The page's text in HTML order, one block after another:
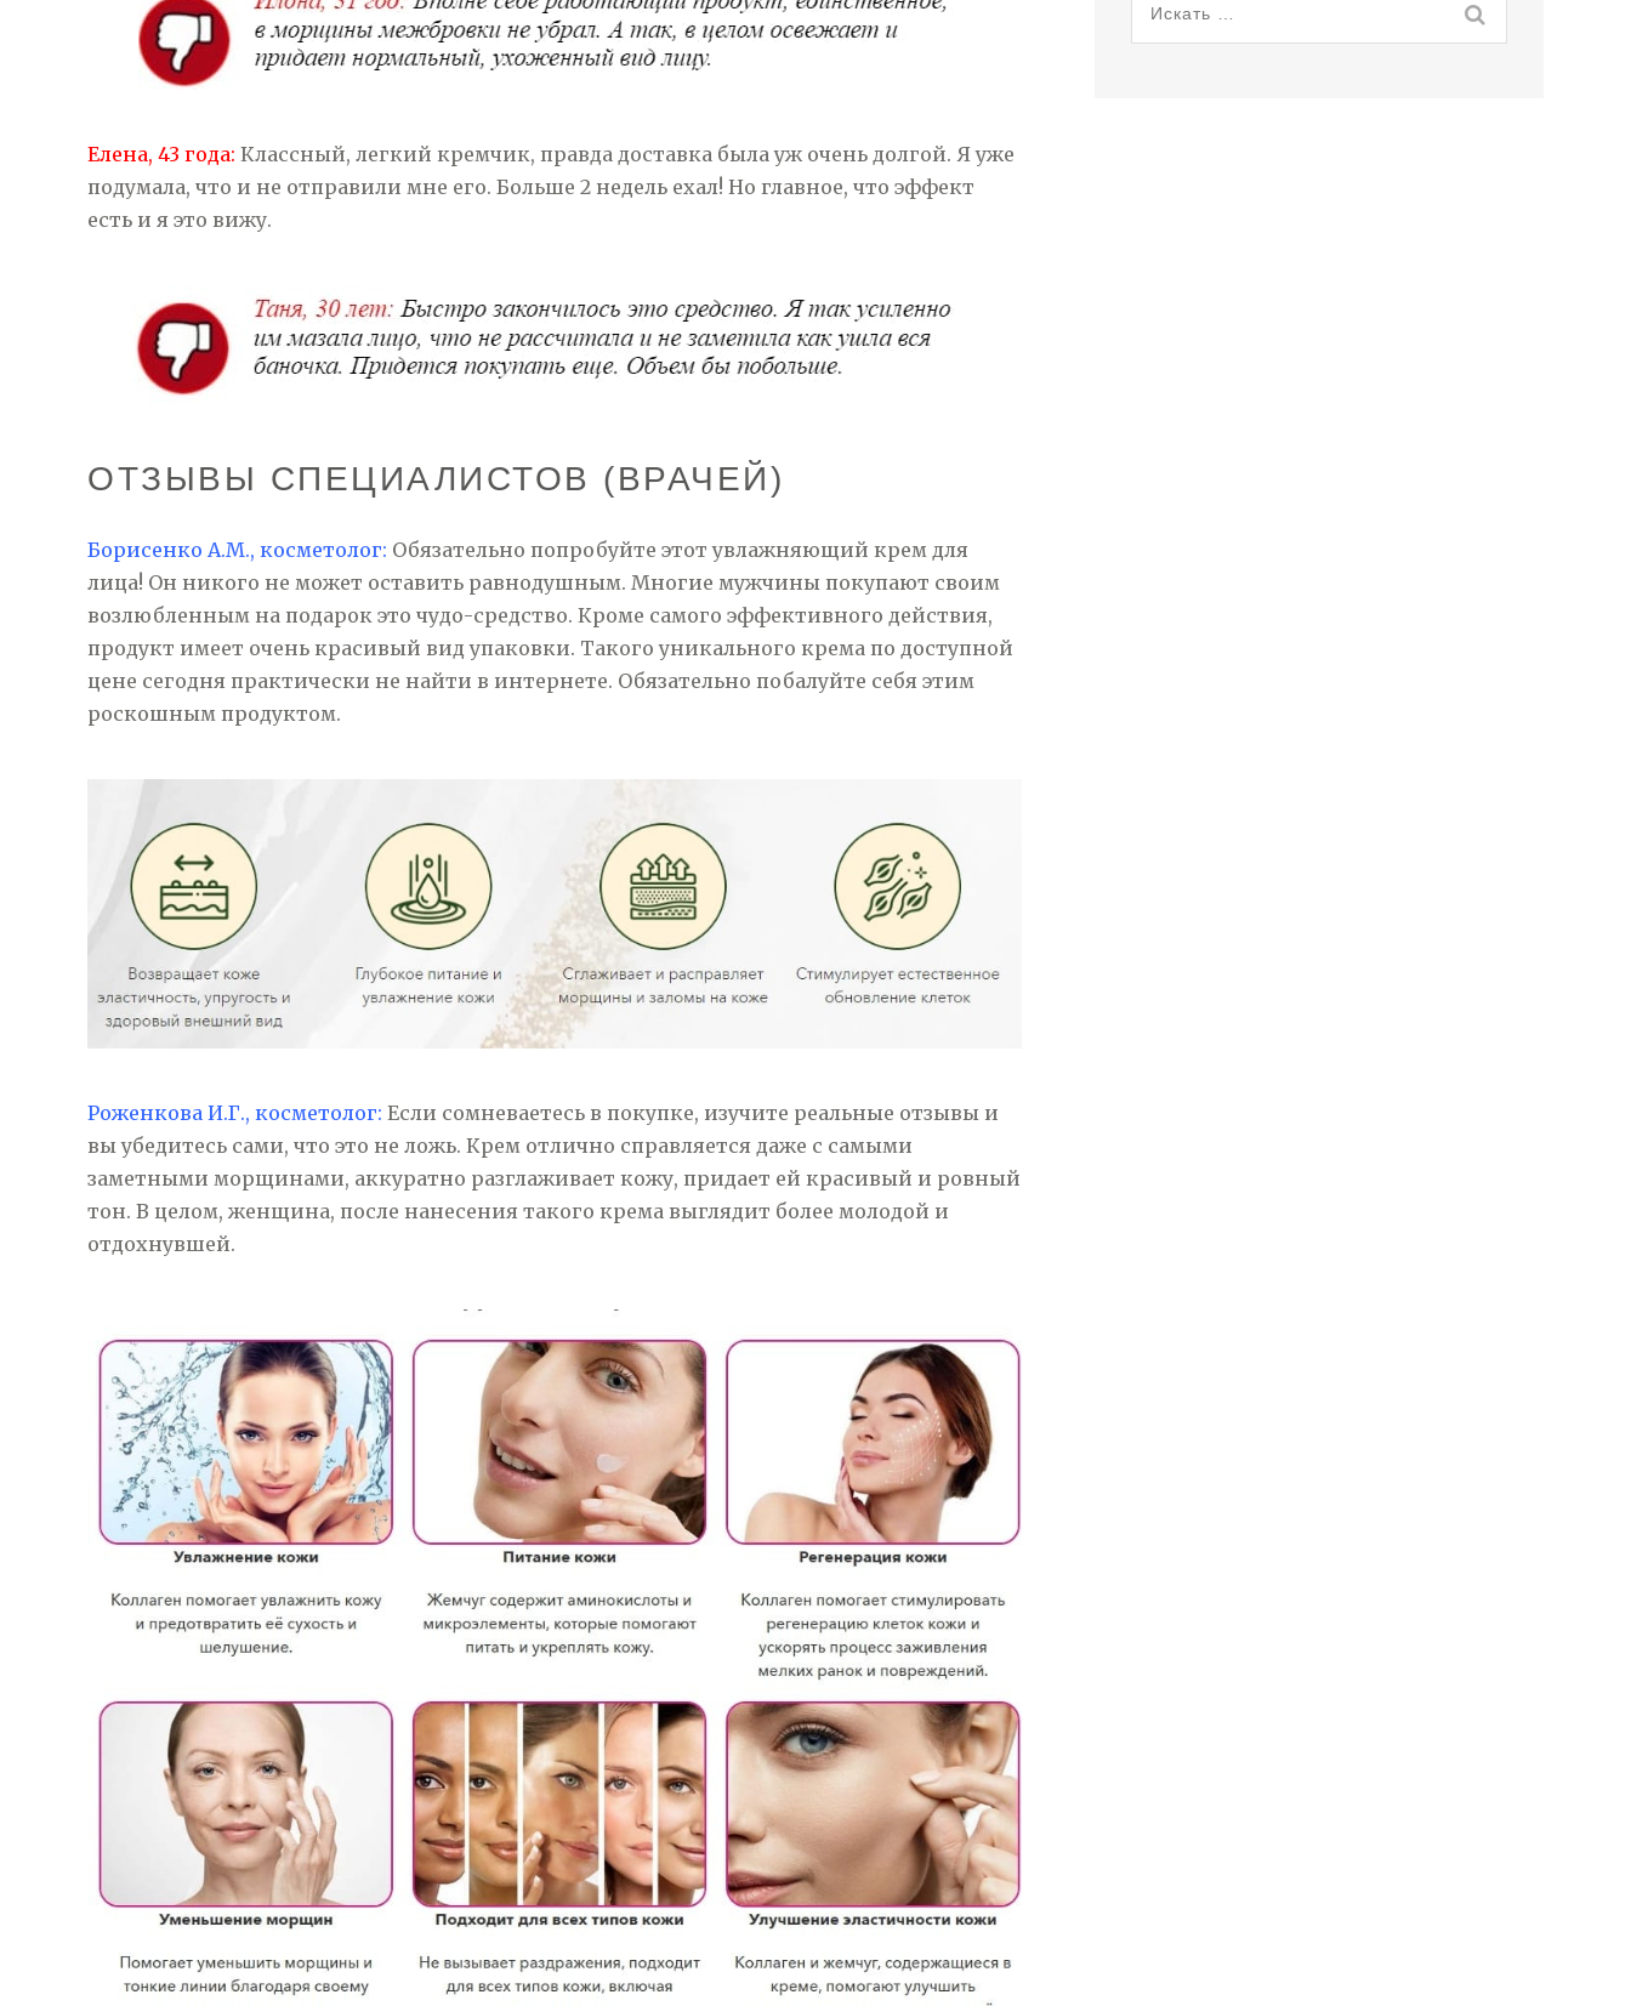
Елена, 43 года: Классный, легкий кремчик, правда доставка была уж очень долгой. Я уже
подумала, что и не отправили мне его. Больше 2 недель ехал! Но главное, что эффект
есть и я это вижу.
ОТЗЫВЫ СПЕЦИАЛИСТОВ (ВРАЧЕЙ)
Борисенко А.М., косметолог: Обязательно попробуйте этот увлажняющий крем для
лица! Он никого не может оставить равнодушным. Многие мужчины покупают своим
возлюбленным на подарок это чудо-средство. Кроме самого эффективного действия,
продукт имеет очень красивый вид упаковки. Такого уникального крема по доступной
цене сегодня практически не найти в интернете. Обязательно побалуйте себя этим
роскошным продуктом.
Роженкова И.Г., косметолог: Если сомневаетесь в покупке, изучите реальные отзывы и
вы убедитесь сами, что это не ложь. Крем отлично справляется даже с самыми
заметными морщинами, аккуратно разглаживает кожу, придает ей красивый и ровный
тон. В целом, женщина, после нанесения такого крема выглядит более молодой и
отдохнувшей.